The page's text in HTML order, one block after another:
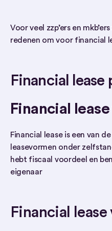
Voor veel zzp’ers en
redenen om voor financial
Financial
Financial lease
Financial lease is een van
leasevormen onder
hebt fiscaal voordeel en
eigenaar
Financial